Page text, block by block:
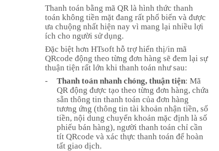
Thanh toán bằng mã QR là hình thức thanh
toán không tiền mặt đang rất phổ biến và được
ưa chuộng nhất hiện nay vì mang lại nhiều lợi
ích cho người sử dụng.
Đặc biệt hơn HTsoft hỗ trợ hiển thị/in mã
QRcode động theo từng đơn hàng sẽ đem lại sự
thuận tiện rất lớn khi thanh toán như sau:
-
Thanh toán nhanh chóng, thuận tiện: Mã
QR động được tạo theo từng đơn hàng, chứa
sẵn thông tin thanh toán của đơn hàng
tương ứng (thông tin tài khoản nhận tiền, số
tiền, nội dung chuyển khoản mặc định là số
phiếu bán hàng), người thanh toán chỉ cần
tít QRcode và xác thực thanh toán để hoàn
tất giao dịch.